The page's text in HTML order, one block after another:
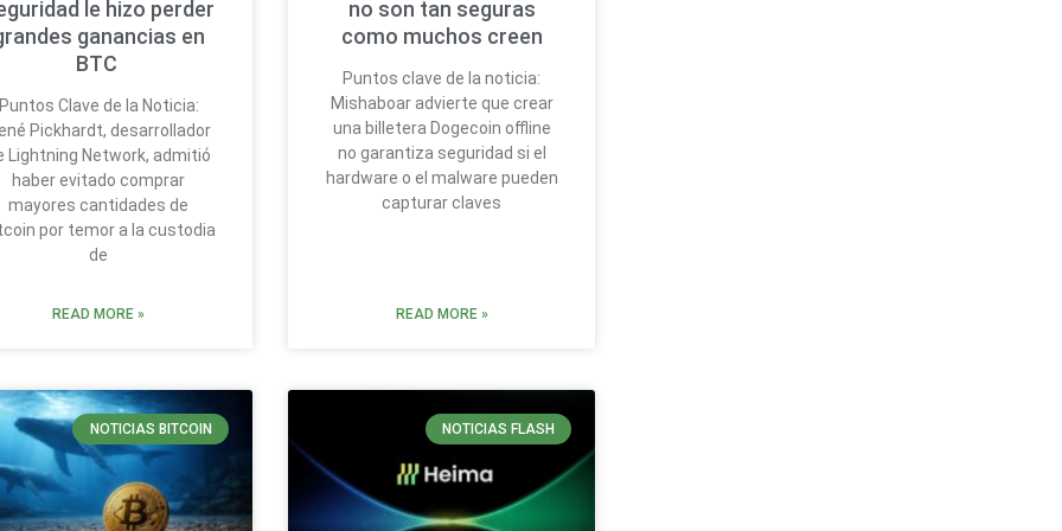
le hizo perder
ganancias en
BTC
Clave de la Noticia:
Pickhardt, desarrollador
Lightning Network, admitió
haber evitado comprar
mayores cantidades de
por temor a la custodia
de
READ MORE »
no son tan seguras
como muchos creen
Puntos clave de la noticia:
Mishaboar advierte que crear
una billetera Dogecoin offline
no garantiza seguridad si el
hardware o el malware pueden
capturar claves
READ MORE »
NOTICIAS BITCOIN NOTICIAS FLASH